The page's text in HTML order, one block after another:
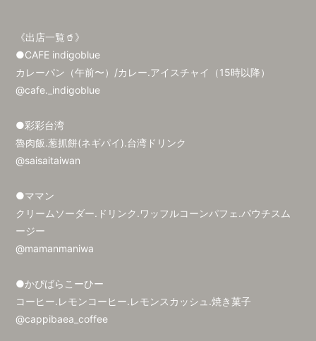
《出店一覧🥤》
●CAFE indigoblue
カレーパン（午前〜）/カレー.アイスチャイ（15時以降）
@cafe._indigoblue
●彩彩台湾
魯肉飯.葱抓餅(ネギパイ).台湾ドリンク
@saisaitaiwan
●ママン
クリームソーダー.ドリンク.ワッフルコーンパフェ.パウチスム
ージー
@mamanmaniwa
●かぴばらこーひー
コーヒー.レモンコーヒー.レモンスカッシュ.焼き菓子
@cappibaea_coffee